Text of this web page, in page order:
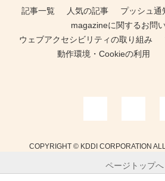
記事一覧 人気の記事 プッシュ通
magazineに関するお問
ウェブアクセシビリティの取り組み
動作環境・Cookieの利用
COPYRIGHT © KDDI CORPORATION
ページトップへ